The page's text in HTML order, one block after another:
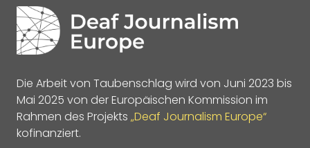
Die Arbeit von Taubenschlag wird von Juni 2023 bis
Mai 2025 von der Europäischen Kommission im
Rahmen des Projekts „Deaf Journalism Europe“
kofinanziert.